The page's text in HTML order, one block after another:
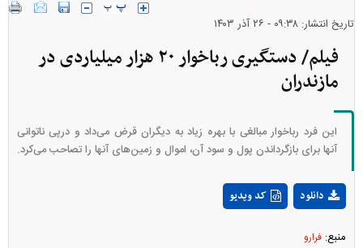
تاریخ انتشار: ۰۹:۳۸ - ۲۶ آذر ۱۴۰۳
فیلم/ دستگیری رباخوار ۲۰ هزار میلیاردی در
مازندران
این فرد رباخوار مبالغی با بهره زیاد به دیگران قرض می‌داد و درپی ناتوانی
آنها برای بازگرداندن پول و سود آن، اموال و زمین‌های آنها را تصاحب می‌کرد.
Play کد ویدیو دانلود
منبع: فرارو